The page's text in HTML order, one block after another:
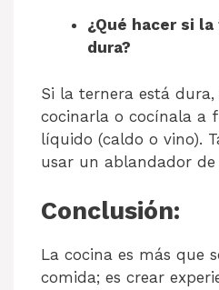
¿Qué hacer si
dura?
Si la ternera está
cocinarla o cocínala a
líquido (caldo o vino).
usar un ablandador de
Conclusión:
La cocina es más que
comida; es crear